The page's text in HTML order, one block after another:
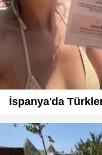
İspanya'da